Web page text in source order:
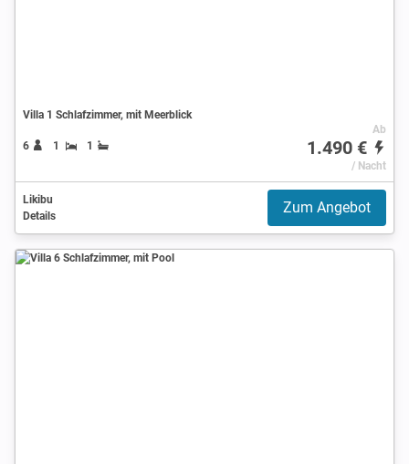
Villa 1 Schlafzimmer, mit Meerblick
6 1 1
Ab
1.490 €
/ Nacht
Likibu
Details
Zum Angebot